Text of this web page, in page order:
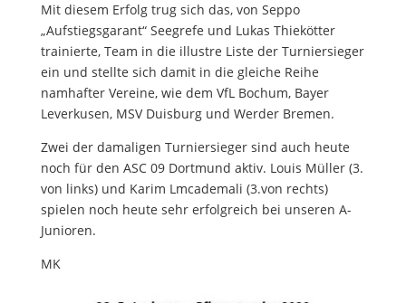
Mit diesem Erfolg trug sich das, von Seppo
„Aufstiegsgarant“ Seegrefe und Lukas Thiekötter
trainierte, Team in die illustre Liste der Turniersieger
ein und stellte sich damit in die gleiche Reihe
namhafter Vereine, wie dem VfL Bochum, Bayer
Leverkusen, MSV Duisburg und Werder Bremen.
Zwei der damaligen Turniersieger sind auch heute
noch für den ASC 09 Dortmund aktiv. Louis Müller (3.
von links) und Karim Lmcademali (3.von rechts)
spielen noch heute sehr erfolgreich bei unseren A-
Junioren.
MK